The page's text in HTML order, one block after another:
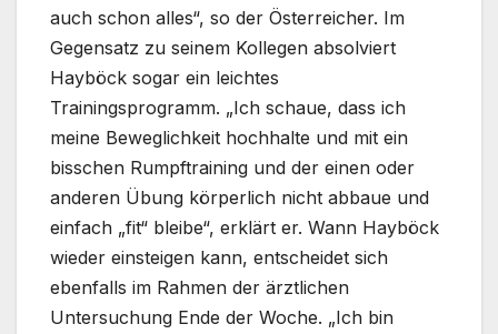
auch schon alles“, so der Österreicher. Im
Gegensatz zu seinem Kollegen absolviert
Hayböck sogar ein leichtes
Trainingsprogramm. „Ich schaue, dass ich
meine Beweglichkeit hochhalte und mit ein
bisschen Rumpftraining und der einen oder
anderen Übung körperlich nicht abbaue und
einfach „fit“ bleibe“, erklärt er. Wann Hayböck
wieder einsteigen kann, entscheidet sich
ebenfalls im Rahmen der ärztlichen
Untersuchung Ende der Woche. „Ich bin